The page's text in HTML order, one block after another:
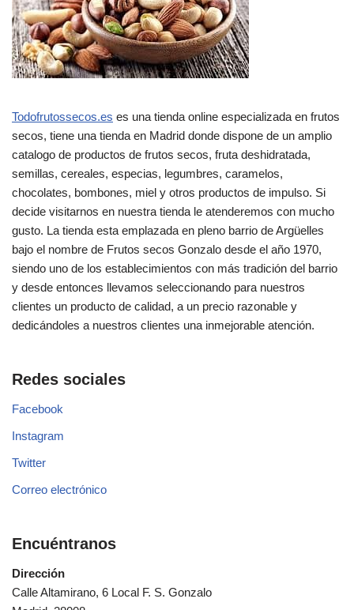
Todofrutossecos.es es una tienda online especializada en frutos
secos, tiene una tienda en Madrid donde dispone de un amplio
catalogo de productos de frutos secos, fruta deshidratada,
semillas, cereales, especias, legumbres, caramelos,
chocolates, bombones, miel y otros productos de impulso. Si
decide visitarnos en nuestra tienda le atenderemos con mucho
gusto. La tienda esta emplazada en pleno barrio de Argüelles
bajo el nombre de Frutos secos Gonzalo desde el año 1970,
siendo uno de los establecimientos con más tradición del barrio
y desde entonces llevamos seleccionando para nuestros
clientes un producto de calidad, a un precio razonable y
dedicándoles a nuestros clientes una inmejorable atención.
Redes sociales
Facebook
Instagram
Twitter
Correo electrónico
Encuéntranos
Dirección
Calle Altamirano, 6 Local F. S. Gonzalo